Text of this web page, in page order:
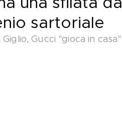
una sfilata da
sartoriale
Gucci "gioca in casa"